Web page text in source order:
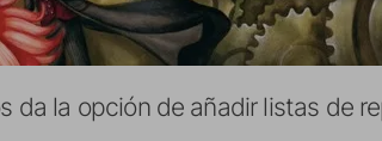
da la opción de añadir listas de